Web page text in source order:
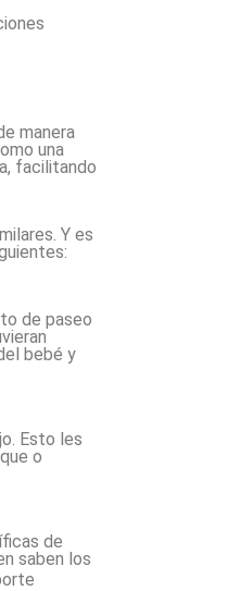
manera
una
facilitando
Y es
de paseo
bebé y
Esto les
o
de
saben los